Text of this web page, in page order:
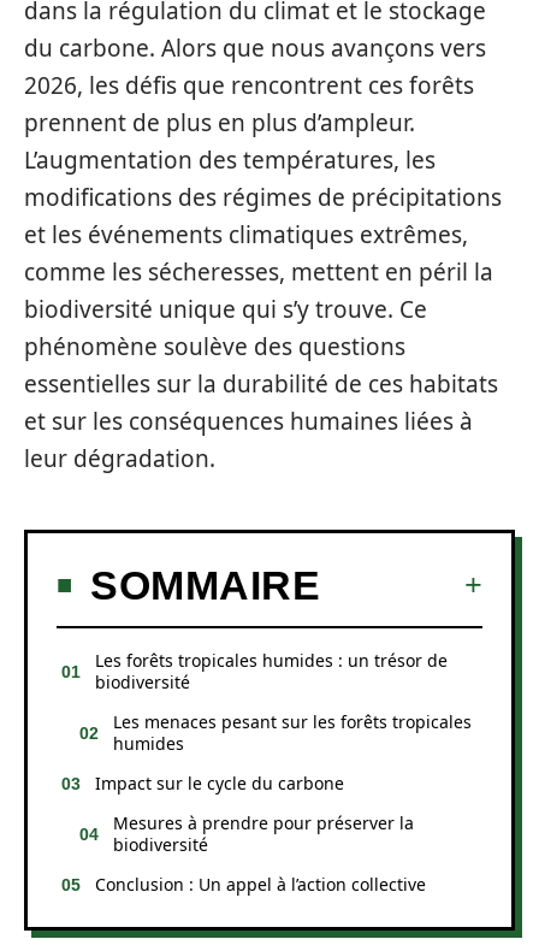
dans la régulation du climat et le stockage
du carbone. Alors que nous avançons vers
2026, les défis que rencontrent ces forêts
prennent de plus en plus d’ampleur.
L’augmentation des températures, les
modifications des régimes de précipitations
et les événements climatiques extrêmes,
comme les sécheresses, mettent en péril la
biodiversité unique qui s’y trouve. Ce
phénomène soulève des questions
essentielles sur la durabilité de ces habitats
et sur les conséquences humaines liées à
leur dégradation.
SOMMAIRE
Les forêts tropicales humides : un trésor de
biodiversité
Les menaces pesant sur les forêts tropicales
humides
Impact sur le cycle du carbone
Mesures à prendre pour préserver la
biodiversité
Conclusion : Un appel à l’action collective